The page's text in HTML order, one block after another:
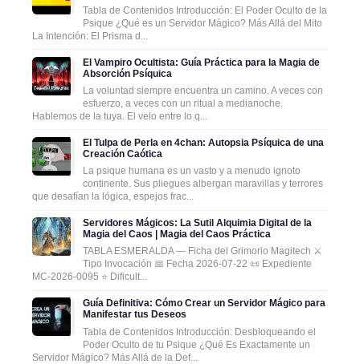
Tabla de Contenidos Introducción: El Poder Oculto de la
Psique ¿Qué es un Servidor Mágico? Más Allá del Mito
La Intención: El Prisma d...
El Vampiro Ocultista: Guía Práctica para la Magia de
Absorción Psíquica
La voluntad siempre encuentra un camino. A veces con
esfuerzo, a veces con un ritual a medianoche.
Hablemos de la tuya. El velo entre lo q...
El Tulpa de Perla en 4chan: Autopsia Psíquica de una
Creación Caótica
La psique humana es un vasto y a menudo ignoto
continente. Sus pliegues albergan maravillas y terrores
que desafían la lógica, espejos frac...
Servidores Mágicos: La Sutil Alquimia Digital de la
Magia del Caos | Magia del Caos Práctica
TABLA ESMERALDA — Ficha del Grimorio Magitech ⚔️
Tipo Invocación 📅 Fecha 2026-07-22 📜 Expediente
MC-2026-0095 ⭐ Dificult...
Guía Definitiva: Cómo Crear un Servidor Mágico para
Manifestar tus Deseos
Tabla de Contenidos Introducción: Desbloqueando el
Poder Oculto de tu Psique ¿Qué Es Exactamente un
Servidor Mágico? Más Allá de la Def...